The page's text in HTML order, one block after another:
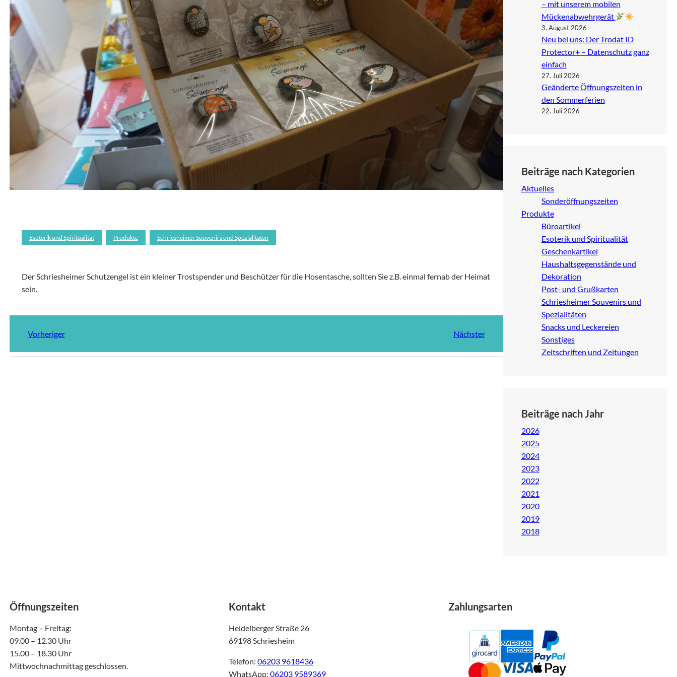
Esoterik und Spiritualität Produkte Schriesheimer Souvenirs und Spezialitäten
Der Schriesheimer Schutzengel ist ein kleiner Trostspender und Beschützer für die Hosentasche, sollten Sie z.B. einmal fernab der Heimat
sein.
Vorheriger Nächster
– mit unserem mobilen
Mückenabwehrgerät
3. August 2026
Neu bei uns: Der Trodat ID
Protector+ – Datenschutz ganz
einfach
27. Juli 2026
Geänderte Öffnungszeiten in
den Sommerferien
22. Juli 2026
Beiträge nach Kategorien
Aktuelles
Sonderöffnungszeiten
Produkte
Büroartikel
Esoterik und Spiritualität
Geschenkartikel
Haushaltsgegenstände und
Dekoration
Post- und Grußkarten
Schriesheimer Souvenirs und
Spezialitäten
Snacks und Leckereien
Sonstiges
Zeitschriften und Zeitungen
Beiträge nach Jahr
2026
2025
2024
2023
2022
2021
2020
2019
2018
Öffnungszeiten
Montag – Freitag:
09.00 – 12.30 Uhr
15.00 – 18.30 Uhr
Mittwochnachmittag geschlossen.
Kontakt
Heidelberger Straße 26
69198 Schriesheim
Telefon:06203 9618436
WhatsApp:06203 9589369
Zahlungsarten